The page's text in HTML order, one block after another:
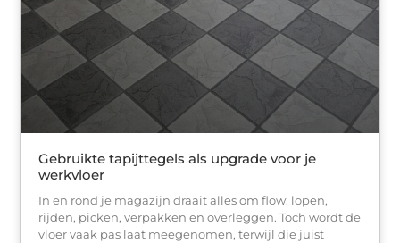
Gebruikte tapijttegels als upgrade voor je
werkvloer
In en rond je magazijn draait alles om flow: lopen,
rijden, picken, verpakken en overleggen. Toch wordt de
vloer vaak pas laat meegenomen, terwijl die juist